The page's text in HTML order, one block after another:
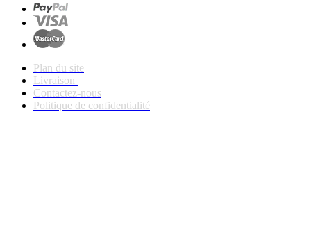
Plan du site
Livraison
Contactez-nous
Politique de confidentialité